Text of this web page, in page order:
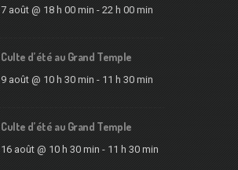
7 août @ 18 h 00 min - 22 h 00 min
Culte d’été au Grand Temple
9 août @ 10 h 30 min - 11 h 30 min
Culte d’été au Grand Temple
16 août @ 10 h 30 min - 11 h 30 min